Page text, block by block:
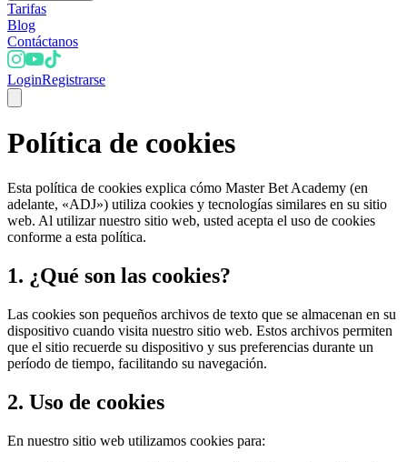
Tarifas
Blog
Contáctanos
LoginRegistrarse
Política de cookies
Esta política de cookies explica cómo Master Bet Academy (en
adelante, «ADJ») utiliza cookies y tecnologías similares en su sitio
web. Al utilizar nuestro sitio web, usted acepta el uso de cookies
conforme a esta política.
1. ¿Qué son las cookies?
Las cookies son pequeños archivos de texto que se almacenan en su
dispositivo cuando visita nuestro sitio web. Estos archivos permiten
que el sitio recuerde su dispositivo y sus preferencias durante un
período de tiempo, facilitando su navegación.
2. Uso de cookies
En nuestro sitio web utilizamos cookies para: